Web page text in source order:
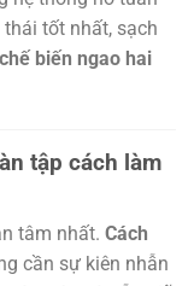
tốt nhất, sạch
biến ngao hai
tập cách làm
tâm nhất. Cách
cần sự kiên nhẫn